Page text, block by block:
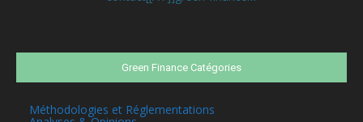
Green Finance Catégories
Méthodologies et Réglementations